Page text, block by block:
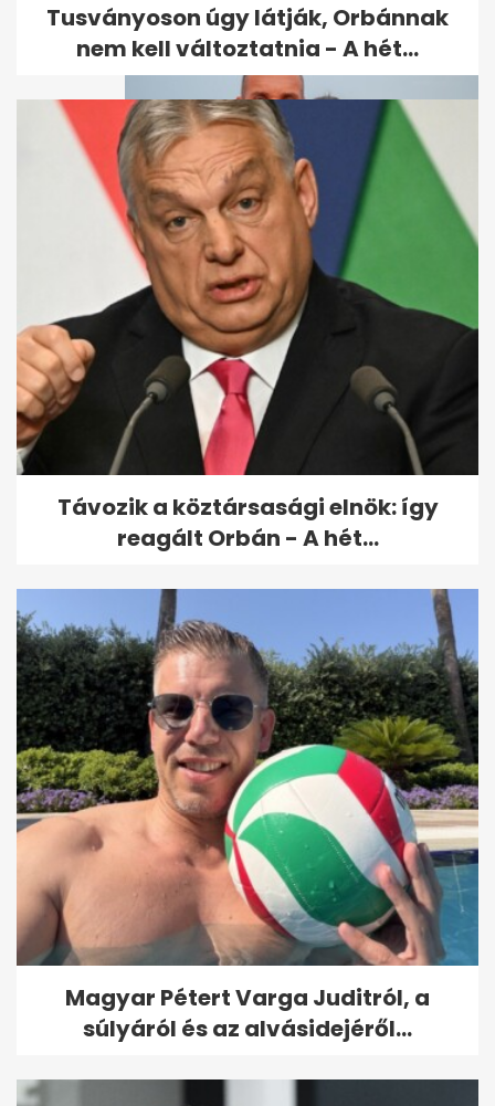
Berki Mazsi keserédes
fényképet posztolt
kislányával a karjában
Tusványoson úgy látják, Orbánnak
nem kell változtatnia - A hét...
Távozik a köztársasági elnök: így
reagált Orbán - A hét...
Magyar Pétert Varga Juditról, a
súlyáról és az alvásidejéről...